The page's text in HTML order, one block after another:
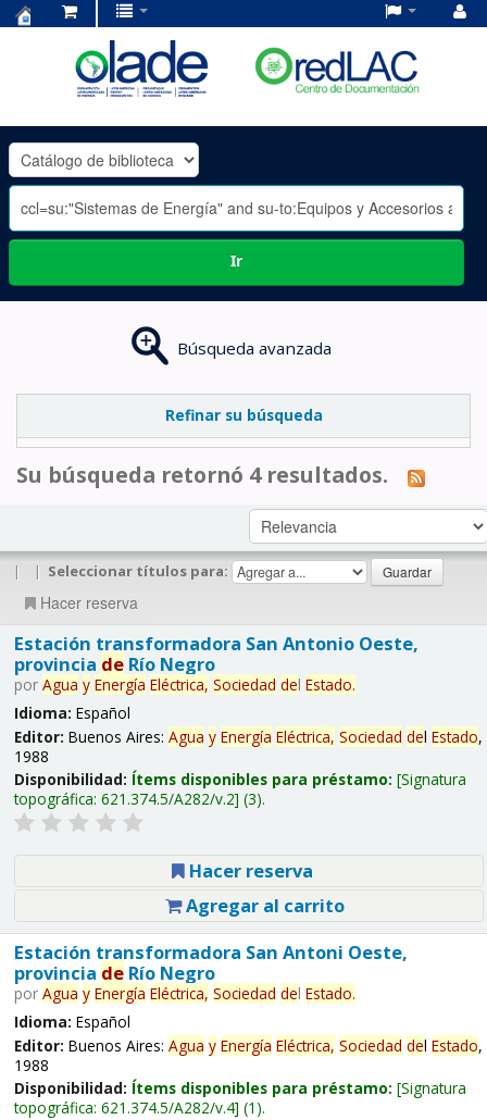
OLADE
-
Ir
Búsqueda avanzada
Refinar su búsqueda
Su búsqueda retornó 4 resultados.
| | Seleccionar títulos para:
Hacer reserva
Estación transformadora San Antonio Oeste,
provincia deRío Negro
por Agua y Energía Eléctrica, Sociedad del Estado.
Idioma: Español
Editor: Buenos Aires: Agua y Energía Eléctrica, Sociedad del Estado,
1988
Disponibilidad: Ítems disponibles para préstamo: Signatura
topográfica: 621.374.5/A282/v.2 (3).
Hacer reserva
Agregar al carrito
Estación transformadora San Antoni Oeste,
provincia deRío Negro
por Agua y Energía Eléctrica, Sociedad del Estado.
Idioma: Español
Editor: Buenos Aires: Agua y Energía Eléctrica, Sociedad del Estado,
1988
Disponibilidad: Ítems disponibles para préstamo: Signatura
topográfica: 621.374.5/A282/v.4 (1).